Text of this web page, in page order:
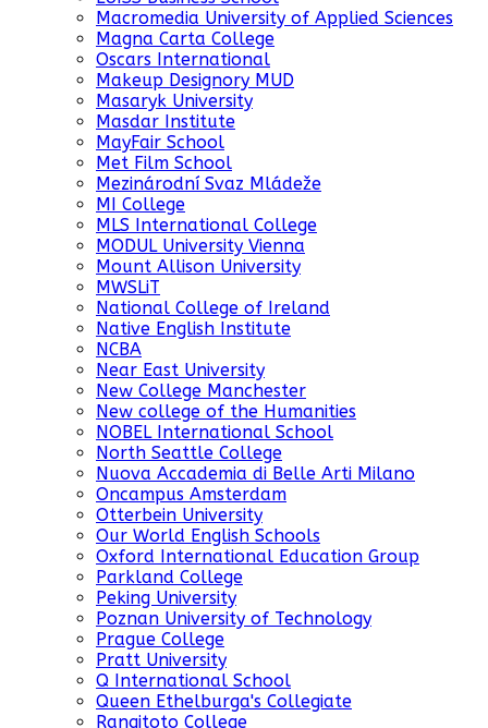
Macromedia University of Applied Sciences
Magna Carta College
Oscars International
Makeup Designory MUD
Masaryk University
Masdar Institute
MayFair School
Met Film School
Mezinárodní Svaz Mládeže
MI College
MLS International College
MODUL University Vienna
Mount Allison University
MWSLiT
National College of Ireland
Native English Institute
NCBA
Near East University
New College Manchester
New college of the Humanities
NOBEL International School
North Seattle College
Nuova Accademia di Belle Arti Milano
Oncampus Amsterdam
Otterbein University
Our World English Schools
Oxford International Education Group
Parkland College
Peking University
Poznan University of Technology
Prague College
Pratt University
Q International School
Queen Ethelburga's Collegiate
Rangitoto College